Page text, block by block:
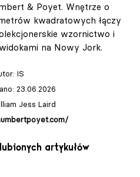
& Poyet. Wnętrze o
kwadratowych łączy
wzornictwo i
na Nowy Jork.
IS
23.06.2026
Jess Laird
artykułów